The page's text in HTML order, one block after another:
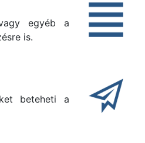
egyéb a
is.
beteheti a